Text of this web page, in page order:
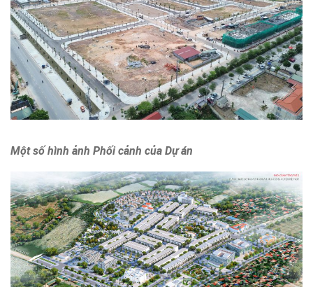
Một số hình ảnh Phối cảnh của Dự án